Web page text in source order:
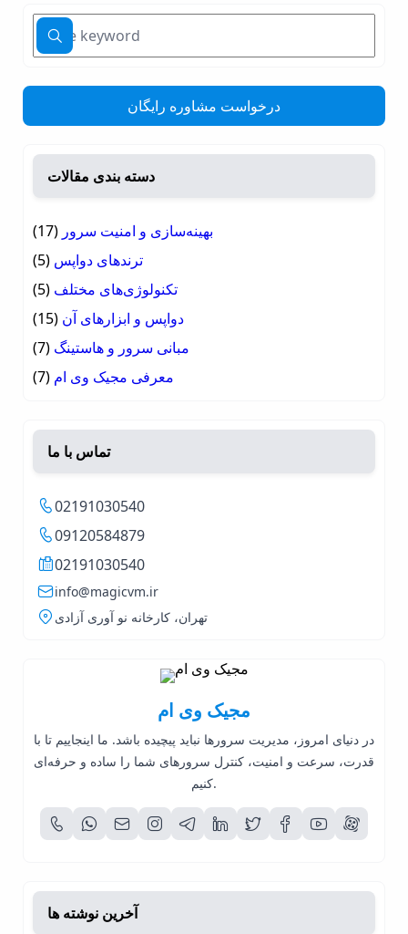
درخواست مشاوره رایگان
دسته بندی مقالات
بهینه‌سازی و امنیت سرور (17)
ترندهای دواپس (5)
تکنولوژی‌های مختلف (5)
دواپس و ابزارهای آن (15)
مبانی سرور و هاستینگ (7)
معرفی مجیک وی ام (7)
تماس با ما
02191030540
09120584879
02191030540
info@magicvm.ir
تهران، کارخانه نو آوری آزادی
مجیک وی ام
در دنیای امروز، مدیریت سرورها نباید پیچیده باشد. ما اینجاییم تا با
قدرت، سرعت و امنیت، کنترل سرورهای شما را ساده و حرفه‌ای
کنیم.
آخرین نوشته ها